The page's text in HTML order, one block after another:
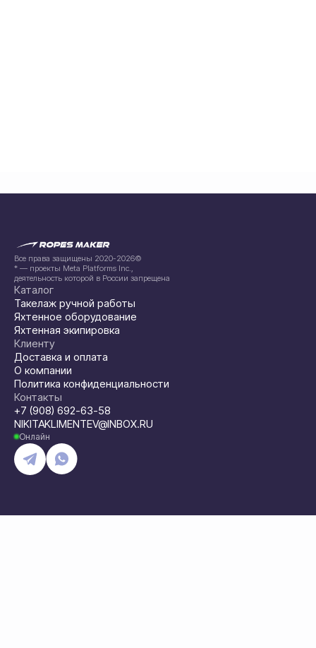
Все права защищены 2020-2026©
* — проекты Meta Platforms Inc.,
деятельность которой в России запрещена
Каталог
Такелаж ручной работы
Яхтенное оборудование
Яхтенная экипировка
Клиенту
Доставка и оплата
О компании
Политика конфиденциальности
Контакты
+7 (908) 692-63-58
NIKITAKLIMENTEV@INBOX.RU
Онлайн